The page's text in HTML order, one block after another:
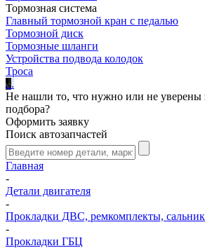
Тормозная система
Главный тормозной кран с педалью
Тормозной диск
Тормозные шланги
Устройства подвода колодок
Троса
...
Не нашли то, что нужно или не уверены
подбора?
Оформить заявку
Поиск автозапчастей
Главная
-
Детали двигателя
-
Прокладки ДВС, ремкомплекты,
-
Прокладки ГБЦ